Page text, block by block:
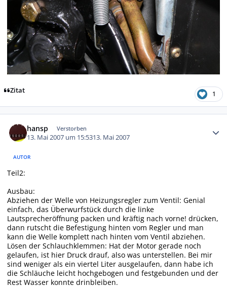
Zitat 1
hansp Verstorben
13. Mai 2007 um 15:5313. Mai 2007
AUTOR
Teil2:
Ausbau:
Abziehen der Welle von Heizungsregler zum Ventil: Genial
einfach, das Überwurfstück durch die linke
Lautsprecheröffnung packen und kräftig nach vorne! drücken,
dann rutscht die Befestigung hinten vom Regler und man
kann die Welle komplett nach hinten vom Ventil abziehen.
Lösen der Schlauchklemmen: Hat der Motor gerade noch
gelaufen, ist hier Druck drauf, also was unterstellen. Bei mir
sind weniger als ein viertel Liter ausgelaufen, dann habe ich
die Schläuche leicht hochgebogen und festgebunden und der
Rest Wasser konnte drinbleiben.